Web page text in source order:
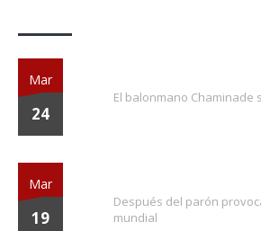
Mar
24
El balonmano Chaminade
Mar
19
Después del parón
mundial